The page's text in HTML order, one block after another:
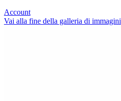
Account
Vai alla fine della galleria di immagini